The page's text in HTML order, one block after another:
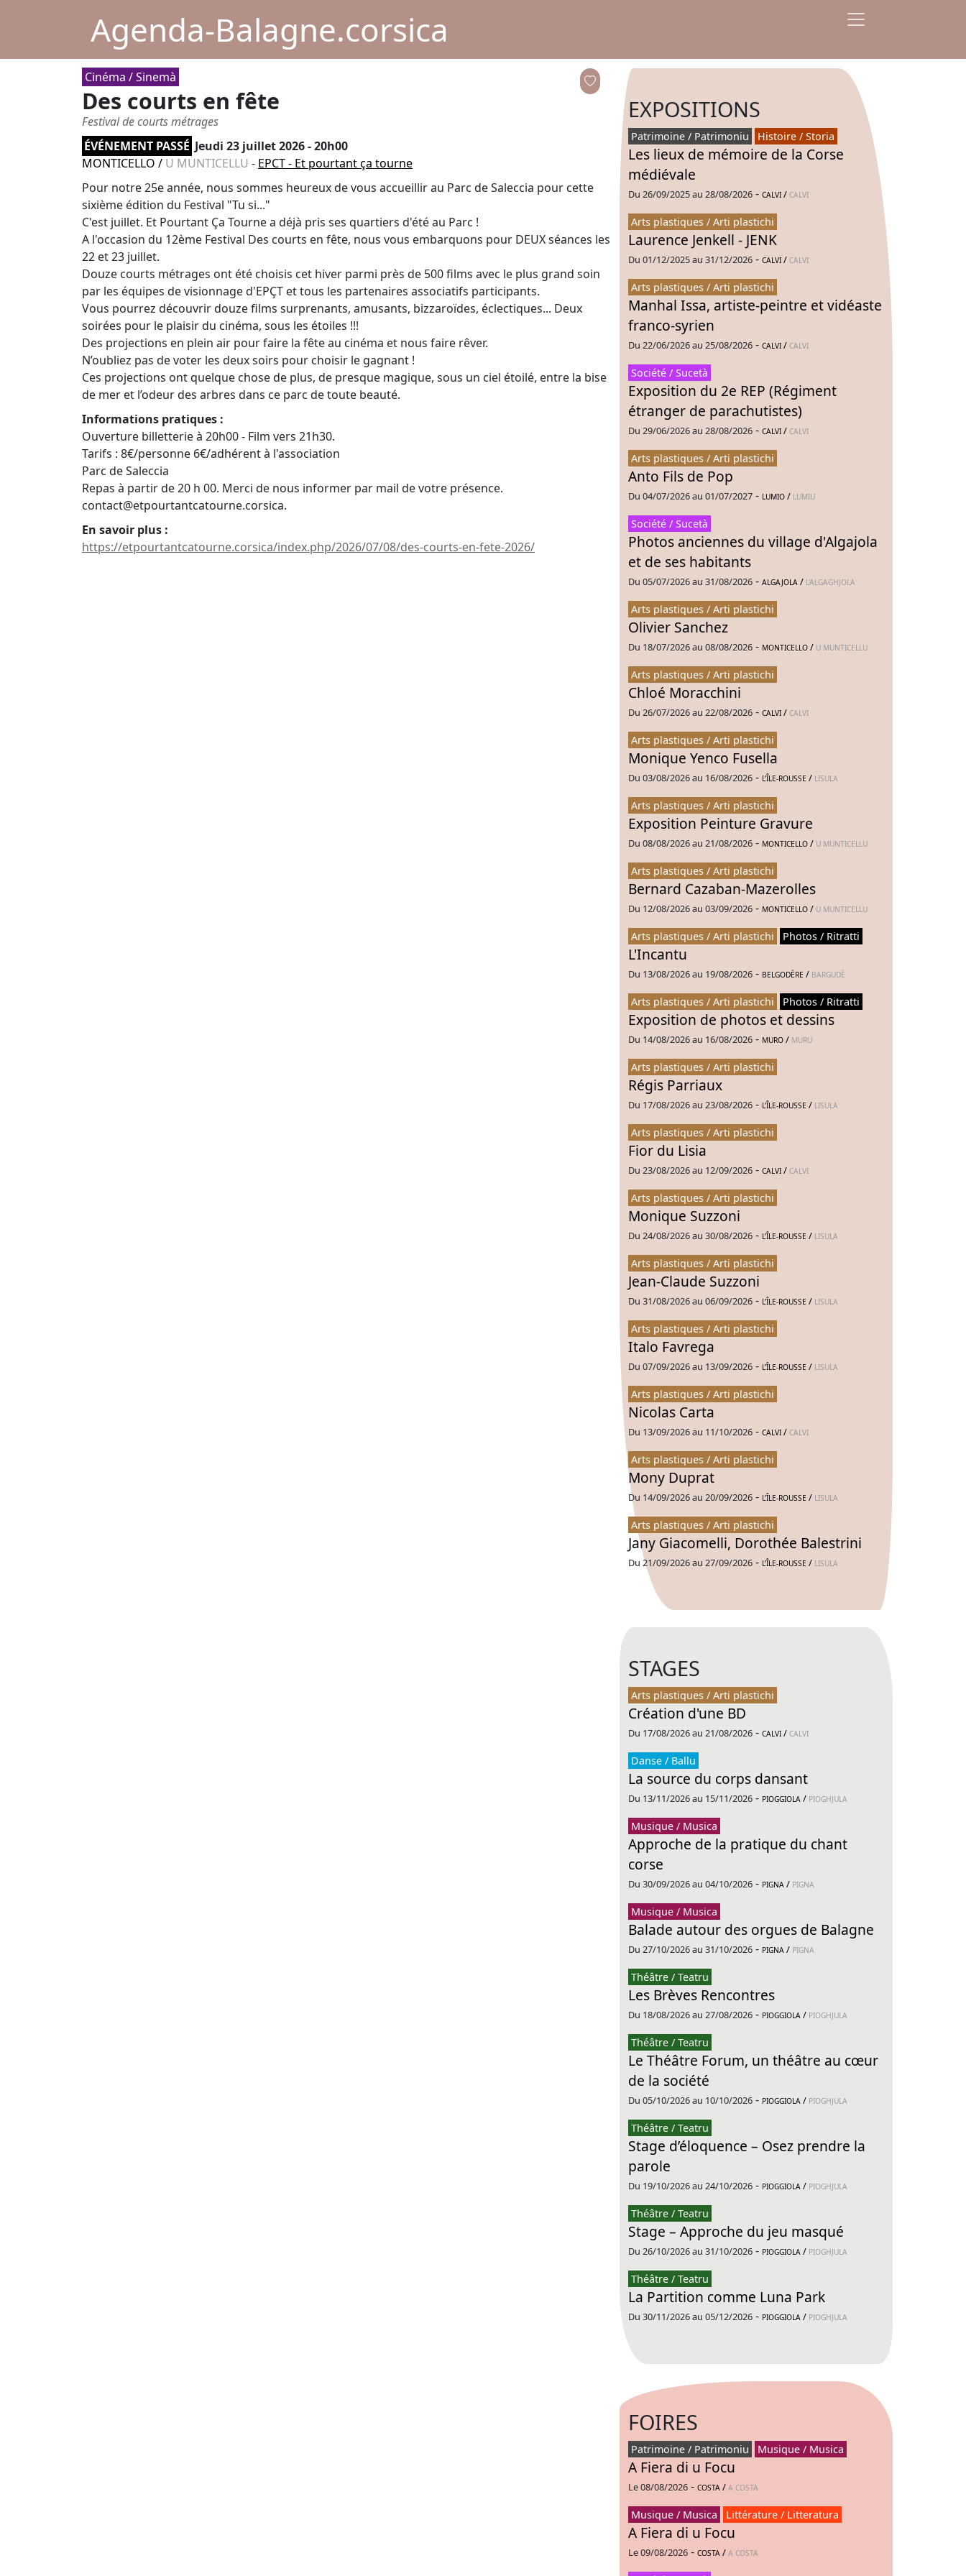
Agenda-Balagne.corsica
Cinéma / Sinemà
Des courts en fête
Festival de courts métrages
ÉVÉNEMENT PASSÉ Jeudi 23 juillet 2026 - 20h00
MONTICELLO / U MUNTICELLU - EPCT - Et pourtant ça tourne
Pour notre 25e année, nous sommes heureux de vous accueillir au Parc de Saleccia pour cette
sixième édition du Festival "Tu si..."
C'est juillet. Et Pourtant Ça Tourne a déjà pris ses quartiers d'été au Parc !
A l'occasion du 12ème Festival Des courts en fête, nous vous embarquons pour DEUX séances les
22 et 23 juillet.
Douze courts métrages ont été choisis cet hiver parmi près de 500 films avec le plus grand soin
par les équipes de visionnage d'EPÇT et tous les partenaires associatifs participants.
Vous pourrez découvrir douze films surprenants, amusants, bizzaroïdes, éclectiques... Deux
soirées pour le plaisir du cinéma, sous les étoiles !!!
Des projections en plein air pour faire la fête au cinéma et nous faire rêver.
N’oubliez pas de voter les deux soirs pour choisir le gagnant !
Ces projections ont quelque chose de plus, de presque magique, sous un ciel étoilé, entre la bise
de mer et l’odeur des arbres dans ce parc de toute beauté.
Informations pratiques :
Ouverture billetterie à 20h00 - Film vers 21h30.
Tarifs : 8€/personne 6€/adhérent à l'association
Parc de Saleccia
Repas à partir de 20 h 00. Merci de nous informer par mail de votre présence.
contact@etpourtantcatourne.corsica.
En savoir plus :
https://etpourtantcatourne.corsica/index.php/2026/07/08/des-courts-en-fete-2026/
EXPOSITIONS
Patrimoine / Patrimoniu Histoire / Storia
Les lieux de mémoire de la Corse
médiévale
Du 26/09/2025 au 28/08/2026 - CALVI / CALVI
Arts plastiques / Arti plastichi
Laurence Jenkell - JENK
Du 01/12/2025 au 31/12/2026 - CALVI / CALVI
Arts plastiques / Arti plastichi
Manhal Issa, artiste-peintre et vidéaste
franco-syrien
Du 22/06/2026 au 25/08/2026 - CALVI / CALVI
Société / Sucetà
Exposition du 2e REP (Régiment
étranger de parachutistes)
Du 29/06/2026 au 28/08/2026 - CALVI / CALVI
Arts plastiques / Arti plastichi
Anto Fils de Pop
Du 04/07/2026 au 01/07/2027 - LUMIO / LUMIU
Société / Sucetà
Photos anciennes du village d'Algajola
et de ses habitants
Du 05/07/2026 au 31/08/2026 - ALGAJOLA / L'ALGAGHJOLA
Arts plastiques / Arti plastichi
Olivier Sanchez
Du 18/07/2026 au 08/08/2026 - MONTICELLO / U MUNTICELLU
Arts plastiques / Arti plastichi
Chloé Moracchini
Du 26/07/2026 au 22/08/2026 - CALVI / CALVI
Arts plastiques / Arti plastichi
Monique Yenco Fusella
Du 03/08/2026 au 16/08/2026 - L’ÎLE-ROUSSE / LISULA
Arts plastiques / Arti plastichi
Exposition Peinture Gravure
Du 08/08/2026 au 21/08/2026 - MONTICELLO / U MUNTICELLU
Arts plastiques / Arti plastichi
Bernard Cazaban-Mazerolles
Du 12/08/2026 au 03/09/2026 - MONTICELLO / U MUNTICELLU
Arts plastiques / Arti plastichi Photos / Ritratti
L'Incantu
Du 13/08/2026 au 19/08/2026 - BELGODÈRE / BARGUDÈ
Arts plastiques / Arti plastichi Photos / Ritratti
Exposition de photos et dessins
Du 14/08/2026 au 16/08/2026 - MURO / MURU
Arts plastiques / Arti plastichi
Régis Parriaux
Du 17/08/2026 au 23/08/2026 - L’ÎLE-ROUSSE / LISULA
Arts plastiques / Arti plastichi
Fior du Lisia
Du 23/08/2026 au 12/09/2026 - CALVI / CALVI
Arts plastiques / Arti plastichi
Monique Suzzoni
Du 24/08/2026 au 30/08/2026 - L’ÎLE-ROUSSE / LISULA
Arts plastiques / Arti plastichi
Jean-Claude Suzzoni
Du 31/08/2026 au 06/09/2026 - L’ÎLE-ROUSSE / LISULA
Arts plastiques / Arti plastichi
Italo Favrega
Du 07/09/2026 au 13/09/2026 - L’ÎLE-ROUSSE / LISULA
Arts plastiques / Arti plastichi
Nicolas Carta
Du 13/09/2026 au 11/10/2026 - CALVI / CALVI
Arts plastiques / Arti plastichi
Mony Duprat
Du 14/09/2026 au 20/09/2026 - L’ÎLE-ROUSSE / LISULA
Arts plastiques / Arti plastichi
Jany Giacomelli, Dorothée Balestrini
Du 21/09/2026 au 27/09/2026 - L’ÎLE-ROUSSE / LISULA
STAGES
Arts plastiques / Arti plastichi
Création d'une BD
Du 17/08/2026 au 21/08/2026 - CALVI / CALVI
Danse / Ballu
La source du corps dansant
Du 13/11/2026 au 15/11/2026 - PIOGGIOLA / PIOGHJULA
Musique / Musica
Approche de la pratique du chant
corse
Du 30/09/2026 au 04/10/2026 - PIGNA / PIGNA
Musique / Musica
Balade autour des orgues de Balagne
Du 27/10/2026 au 31/10/2026 - PIGNA / PIGNA
Théâtre / Teatru
Les Brèves Rencontres
Du 18/08/2026 au 27/08/2026 - PIOGGIOLA / PIOGHJULA
Théâtre / Teatru
Le Théâtre Forum, un théâtre au cœur
de la société
Du 05/10/2026 au 10/10/2026 - PIOGGIOLA / PIOGHJULA
Théâtre / Teatru
Stage d’éloquence – Osez prendre la
parole
Du 19/10/2026 au 24/10/2026 - PIOGGIOLA / PIOGHJULA
Théâtre / Teatru
Stage – Approche du jeu masqué
Du 26/10/2026 au 31/10/2026 - PIOGGIOLA / PIOGHJULA
Théâtre / Teatru
La Partition comme Luna Park
Du 30/11/2026 au 05/12/2026 - PIOGGIOLA / PIOGHJULA
FOIRES
Patrimoine / Patrimoniu Musique / Musica
A Fiera di u Focu
Le 08/08/2026 - COSTA / A COSTA
Musique / Musica Littérature / Litteratura
A Fiera di u Focu
Le 09/08/2026 - COSTA / A COSTA